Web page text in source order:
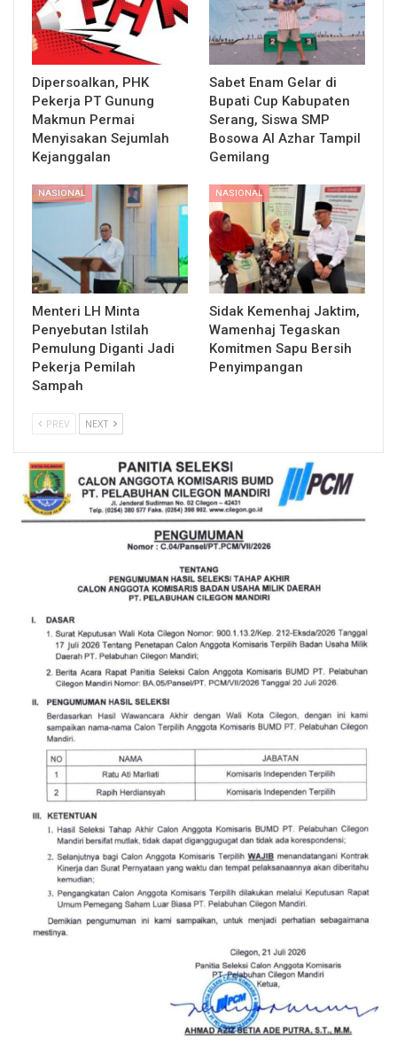
Dipersoalkan, PHK
Pekerja PT Gunung
Makmun Permai
Menyisakan Sejumlah
Kejanggalan
Sabet Enam Gelar di
Bupati Cup Kabupaten
Serang, Siswa SMP
Bosowa Al Azhar Tampil
Gemilang
NASIONAL
Menteri LH Minta
Penyebutan Istilah
Pemulung Diganti Jadi
Pekerja Pemilah
Sampah
NASIONAL
Sidak Kemenhaj Jaktim,
Wamenhaj Tegaskan
Komitmen Sapu Bersih
Penyimpangan
PREV NEXT